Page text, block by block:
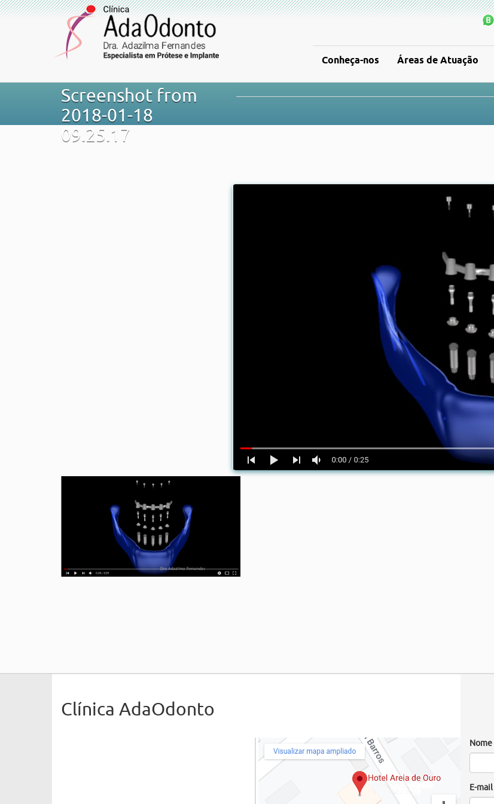
Conheça-nos Áreas de Atuação
Screenshot from
2018-01-18
09.25.17
Clínica AdaOdonto
Nome
E-mail